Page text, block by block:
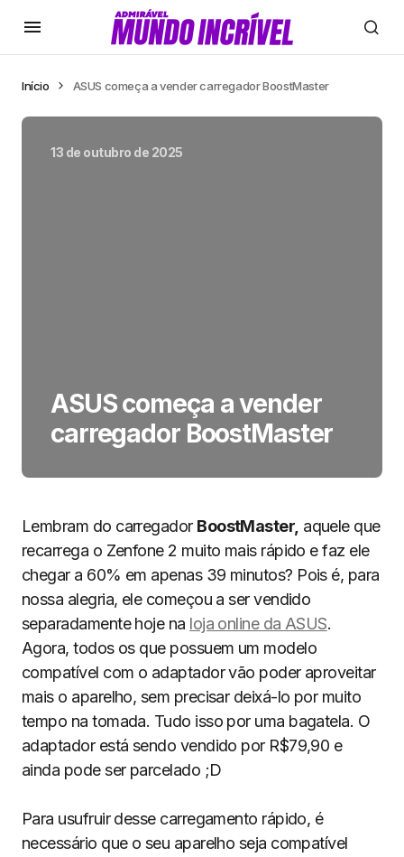
Início ASUS começa a vender carregador BoostMaster
13 de outubro de 2025
ASUS começa a vender
carregador BoostMaster
Lembram do carregador BoostMaster, aquele que
recarrega o Zenfone 2 muito mais rápido e faz ele
chegar a 60% em apenas 39 minutos? Pois é, para
nossa alegria, ele começou a ser vendido
separadamente hoje na loja online da ASUS.
Agora, todos os que possuem um modelo
compatível com o adaptador vão poder aproveitar
mais o aparelho, sem precisar deixá-lo por muito
tempo na tomada. Tudo isso por uma bagatela. O
adaptador está sendo vendido por R$79,90 e
ainda pode ser parcelado ;D
Para usufruir desse carregamento rápido, é
necessário que o seu aparelho seja compatível